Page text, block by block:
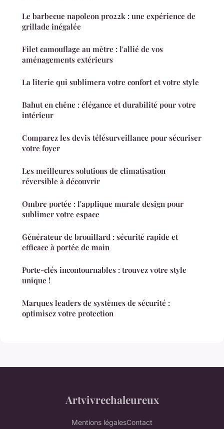
Le barbecue napoleon pro22k : une expérience de
grillade inégalée
Filet camouflage au mètre : l'allié de vos
aménagements extérieurs
La literie qui sublimera votre confort et votre style
Bahut en chêne : élégance et durabilité pour votre
intérieur
Comparez les devis télésurveillance pour sécuriser
votre foyer
Les meilleures solutions de climatisation
réversible à découvrir
Ombre portée : l'applique murale design pour
sublimer votre espace
Générateur de brouillard : sécurité rapide et
efficace à portée de main
Porte-clés incontournables : trouvez votre style
unique !
Marques leaders de systèmes de sécurité :
optimisez votre protection
Artvivrechaleureux
Mentions légalesContact